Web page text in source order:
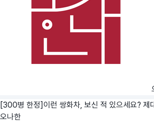
[300병 한정]이런 쌍화차, 보신 적 있으세요? 제
오나한